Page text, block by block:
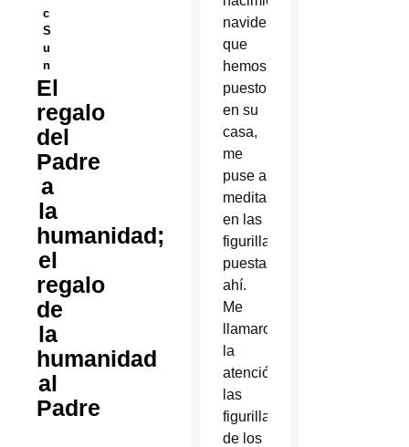
c
S
u
n
El
regalo
del
Padre
a
la
humanidad;
el
regalo
de
la
humanidad
al
Padre
navideño
que
hemos
puesto
en su
casa,
me
puse a
meditar
en las
figurillas
puestas
ahí.
Me
llamaron
la
atención,
las
figurillas
de los